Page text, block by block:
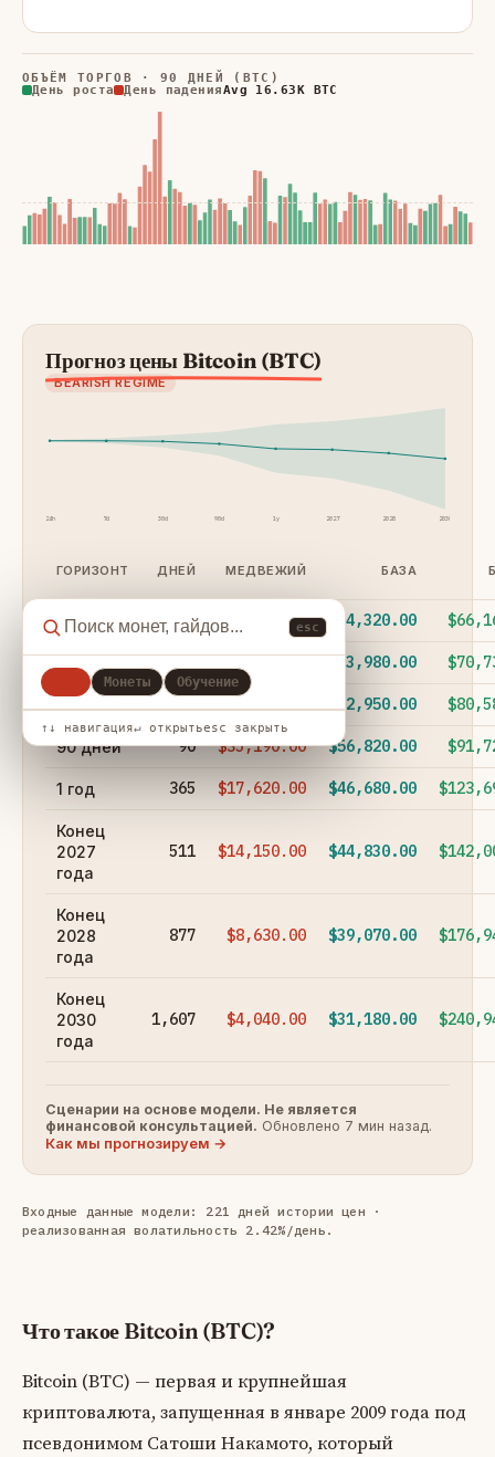
esc
Монеты Обучение
↑↓ навигация↵ открытьesc закрыть
ОБЪЁМ ТОРГОВ · 90 ДНЕЙ (BTC)
День роста
День паденияAvg 16.63K BTC
Прогноз цены Bitcoin (BTC)
BEARISH REGIME
24h 7d 30d 90d 1y 2027 2028 2030
ГОРИЗОНТ ДНЕЙ МЕДВЕЖИЙ БАЗА
24 часа 1 $62,520.00 $64,320.00
7 $57,870.00 $63,980.00
30 дней $62,950.00
90 дней 90 $35,190.00 $56,820.00
1 год 365 $17,620.00 $46,680.00
Конец
2027
года
511 $14,150.00 $44,830.00
Конец
2028
года
877 $8,630.00 $39,070.00
Конец
2030
года
1,607 $4,040.00 $31,180.00
Сценарии на основе модели. Не является
финансовой консультацией. Обновлено 7 мин назад.
Как мы прогнозируем →
Входные данные модели: 221 дней истории цен ·
реализованная волатильность 2.42%/день.
Что такое Bitcoin (BTC)?
Bitcoin (BTC) — первая и крупнейшая
криптовалюта, запущенная в январе 2009 года под
псевдонимом Сатоши Накамото, который